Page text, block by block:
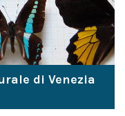
di Venezia